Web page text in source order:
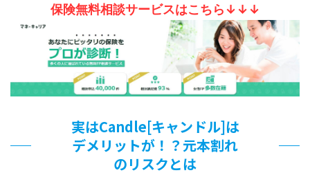
保険無料相談サービスはこちら↓↓↓
実はCandle[キャンドル]は
デメリットが！？元本割れ
のリスクとは